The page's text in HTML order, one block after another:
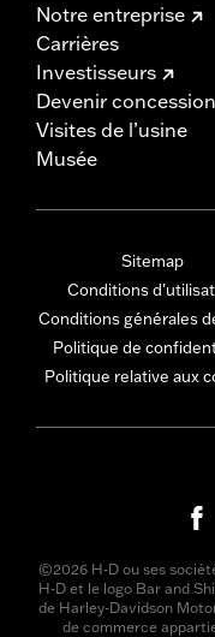
Notre entreprise
Carrières
Investisseurs
Devenir
Visites de l’usine
Musée
Sitemap
Conditions
Conditions générales
Politique de
Politique relative aux
©2026 H-D ou ses
H-D et le logo Bar and
de Harley-Davidson
de commerce